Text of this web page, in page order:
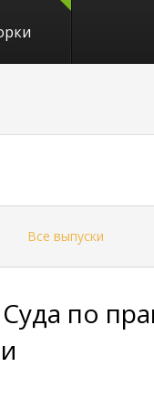
Все выпуски
по